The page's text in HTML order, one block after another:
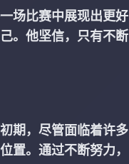
场比赛中展现出更好
。他坚信，只有不断
期，尽管面临着许多
置。通过不断努力，